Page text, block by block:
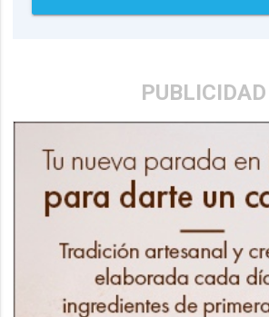
PUBLICIDAD